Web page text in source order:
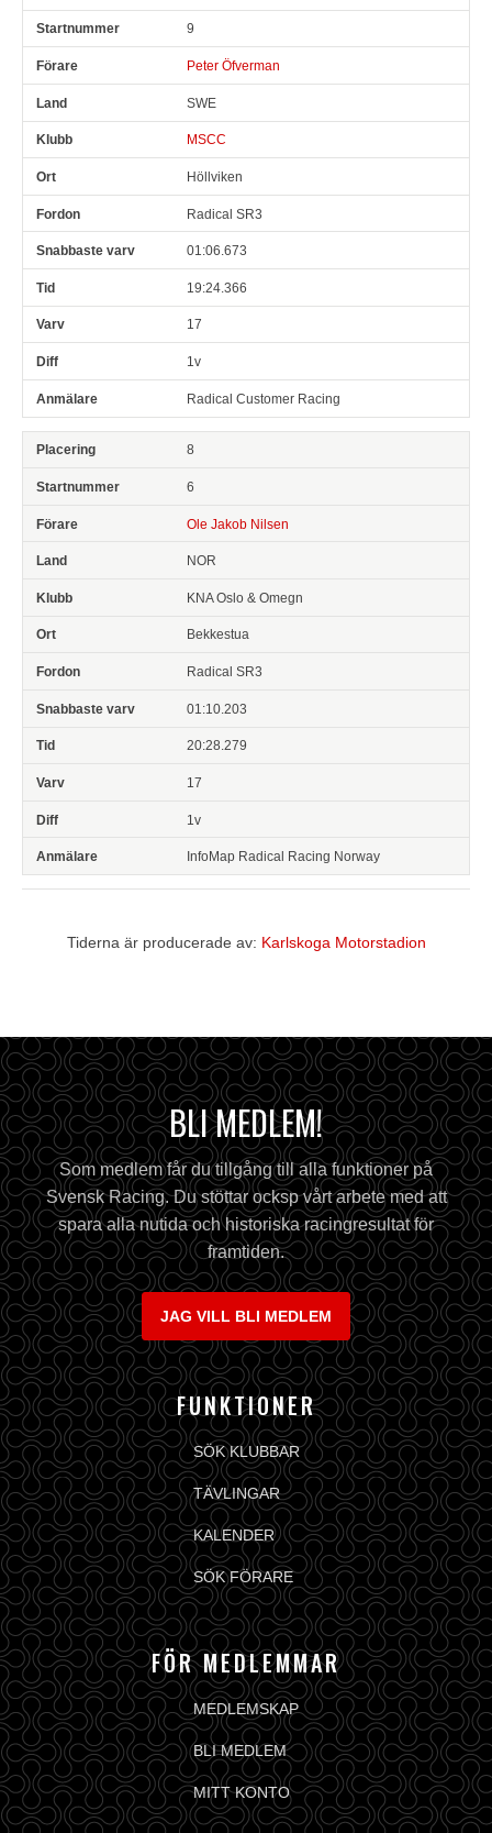
9
Peter Öfverman
SWE
MSCC
Höllviken
Radical SR3
01:06.673
19:24.366
17
1v
Radical Customer Racing
8
6
Ole Jakob Nilsen
NOR
KNA Oslo & Omegn
Bekkestua
Radical SR3
01:10.203
20:28.279
17
1v
InfoMap Radical Racing Norway
Tiderna är producerade av: Karlskoga Motorstadion
BLI MEDLEM!
Som medlem får du tillgång till alla funktioner på
Svensk Racing. Du stöttar ocksp vårt arbete med att
spara alla nutida och historiska racingresultat för
framtiden.
JAG VILL BLI MEDLEM
FUNKTIONER
SÖK KLUBBAR
TÄVLINGAR
KALENDER
SÖK FÖRARE
FÖR MEDLEMMAR
MEDLEMSKAP
BLI MEDLEM
MITT KONTO